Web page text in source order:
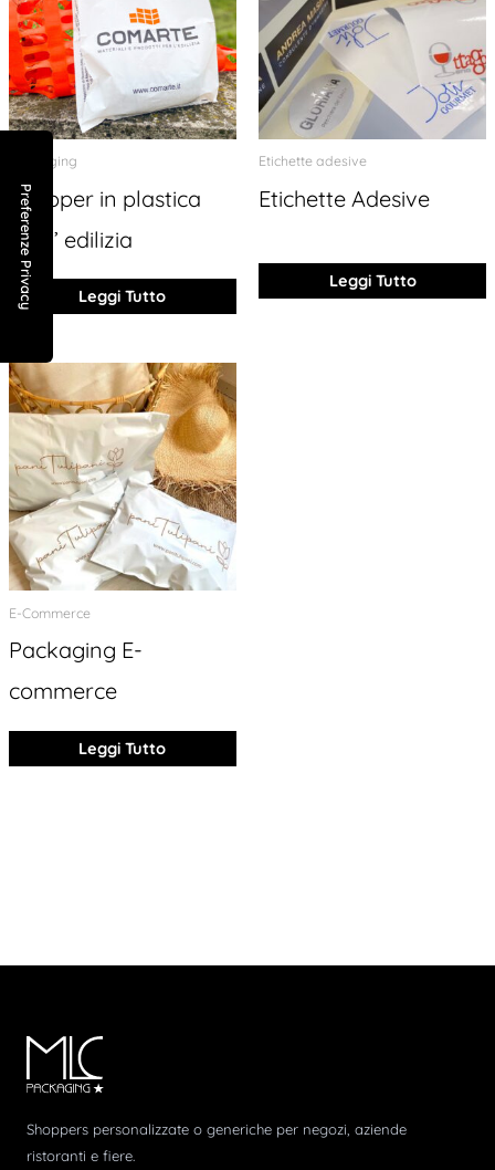
Packaging
Shopper in plastica
per l’ edilizia
Leggi Tutto
Etichette adesive
Etichette Adesive
Leggi Tutto
E-Commerce
Packaging E-
commerce
Leggi Tutto
Shoppers personalizzate o generiche per negozi, aziende
ristoranti e fiere.